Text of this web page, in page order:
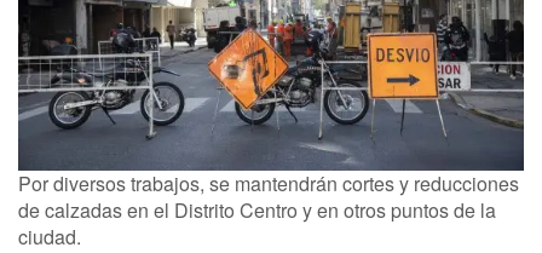
Por diversos trabajos, se mantendrán cortes y reducciones
de calzadas en el Distrito Centro y en otros puntos de la
ciudad.